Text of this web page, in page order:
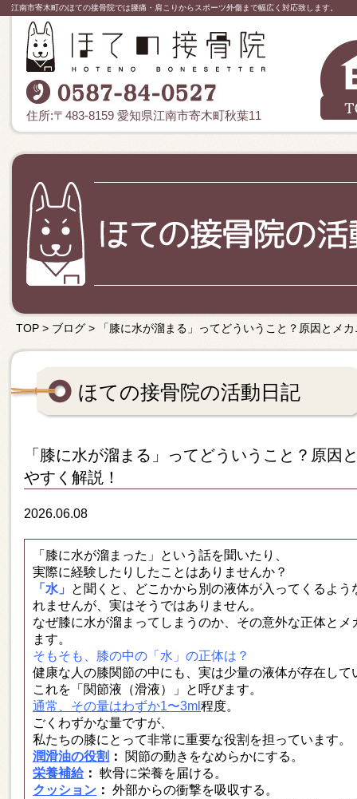
江南市寄木町のほての接骨院では腰痛・肩こりからスポーツ外傷まで幅広く対応致します。
住所:〒483-8159 愛知県江南市寄木町秋葉11
TOP > ブログ> 「膝に水が溜まる」ってどういうこと？原因とメ
ほての接骨院の活動日記
「膝に水が溜まる」ってどういうこと？原因
やすく解説！
2026.06.08
「膝に水が溜まった」という話を聞いたり、
実際に経験したりしたことはありませんか？
「水」
と聞くと、どこかから別の液体が入ってくるよ
れませんが、実はそうではありません。
なぜ膝に水が溜まってしまうのか、その意外な正体と
ます。
そもそも、膝の中の「水」の正体は？
健康な人の膝関節の中にも、実は少量の液体が存在して
これを「関節液（滑液）」と呼びます。
通常、その量はわずか1〜3ml 程度。
ごくわずかな量ですが、
私たちの膝にとって非常に重要な役割を担っています。
潤滑油の役割 ：
関節の動きをなめらかにする。
栄養補給： 軟骨に栄養を届ける。
クッション ： 外部からの衝撃を吸収する。